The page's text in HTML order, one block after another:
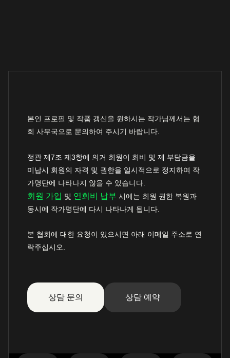
본인 프로필 및 작품 갱신을 원하시는 작가님께서는 협
회 사무국으로 문의하여 주시기 바랍니다.
정관 제7조 제3항에 의거 회원이 회비 및 제 부담금을
미납시 회원의 자격 및 권한을 일시적으로 정지하여 작
가명단에 나타나지 않을 수 있습니다.
회원 가입 및 연회비 납부 시에는 회원 권한 복원과
동시에 작가명단에 다시 나타나게 됩니다.
본 협회에 대한 요청이 있으시면 아래 이메일 주소로 연
락주십시오.
상담 문의 상담 예약